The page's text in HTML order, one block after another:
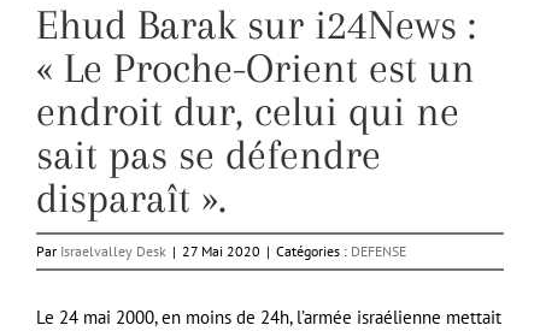
Ehud Barak sur i24News :
« Le Proche-Orient est un
endroit dur, celui qui ne
sait pas se défendre
disparaît ».
Par Israelvalley Desk | 27 Mai 2020 | Catégories : DEFENSE
Le 24 mai 2000, en moins de 24h, l’armée israélienne mettait